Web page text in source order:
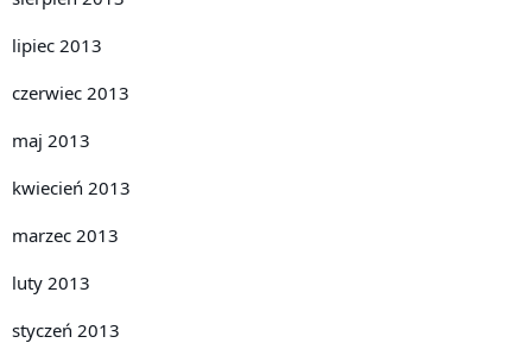
lipiec 2013
czerwiec 2013
maj 2013
kwiecień 2013
marzec 2013
luty 2013
styczeń 2013